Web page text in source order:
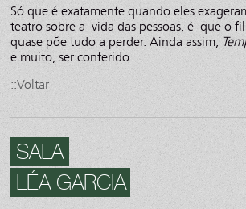
Só que é exatamente quando eles
teatro sobre a vida das pessoas, é que o
quase põe tudo a perder. Ainda assim,
e muito, ser conferido.
::Voltar
SALA
LÉA GARCIA